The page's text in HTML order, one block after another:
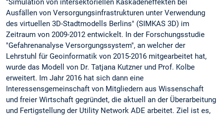
"Simulation von intersektoriellen Kaskadeneffekten bei
Ausfällen von Versorgungsinfrastrukturen unter Verwendung
des virtuellen 3D-Stadtmodells Berlins" (SIMKAS 3D) im
Zeitraum von 2009-2012 entwickelt. In der Forschungsstudie
"Gefahrenanalyse Versorgungssystem", an welcher der
Lehrstuhl für Geoinformatik von 2015-2016 mitgearbeitet hat,
wurde das Modell von Dr. Tatjana Kutzner und Prof. Kolbe
erweitert. Im Jahr 2016 hat sich dann eine
Interessensgemeinschaft von Mitgliedern aus Wissenschaft
und freier Wirtschaft gegründet, die aktuell an der Überarbeitung
und Fertigstellung der Utility Network ADE arbeitet. Ziel ist es,